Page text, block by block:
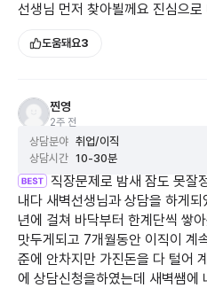
진심을 담아 함께 찾아드리겠습니
🔮인생의 갈림길에서 길잡이가 되
선생님 먼저 찾아뵐께요 진심으
도움돼요3
찐영
2주 전
상담분야 취업/이직
상담시간 10-30분
직장문제로 밤새 잠도 못잘
내다 새벽선생님과 상담을 하게
년에 걸쳐 바닥부터 한계단씩 쌓
맛두게되고 7개월동안 이직이 계
준에 안차지만 가진돈을 다 털어
에 상담신청을하였는데 새벽쌤에